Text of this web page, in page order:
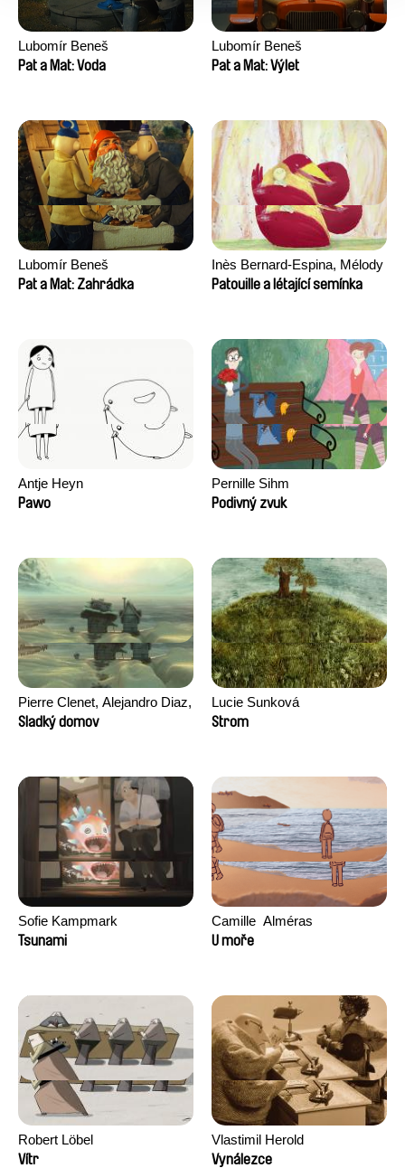
Lubomír Beneš
Pat a Mat: Voda
Lubomír Beneš
Pat a Mat: Výlet
Lubomír Beneš
Pat a Mat: Zahrádka
Inès Bernard-Espina, Mélody
Boulissière, Clémentine
Patouille a létající semínka
Antje Heyn
Pawo
Pernille Sihm
Podivný zvuk
Pierre Clenet, Alejandro Diaz,
Romain Mazevet, Stéphane
Sladký domov
Lucie Sunková
Strom
Sofie Kampmark
Tsunami
Camille​ ​ ​Alméras
U moře
Robert Löbel
Vítr
Vlastimil Herold
Vynálezce